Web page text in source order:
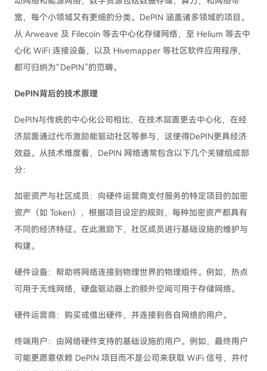
宽，每个小领域又有更细的分类。DePIN 涵盖诸多领域的项目。
从 Arweave 及 Filecoin 等去中心化存储网络，至 Helium 等去中
心化 WiFi 连接设备，以及 Hivemapper 等社区软件应用程序，
都可归纳为“DePIN”的范畴。
DePIN背后的技术原理
DePIN与传统的中心化公司相比，在技术层面更去中心化，在经
济层面通过代币激励能驱动社区等参与，这使得DePIN更具经济
效益。从技术维度看，DePIN 网络通常包含以下几个关键组成部
分：
加密资产与社区成员：向硬件运营商支付服务的特定项目的加密
资产（如 Token），根据项目设定的规则，每种加密资产都具有
不同的经济特征。在此激励下，社区成员进行基础设施的维护与
构建。
硬件设备：帮助将网络连接到物理世界的物理组件。例如，热点
可用于无线网络，硬盘驱动器上的额外空间可用于存储网络。
硬件运营商：购买或借出硬件，并连接到各自网络的用户。
终端用户：由网络硬件支持的基础设施的用户。例如，最终用户
可能更愿意依赖 DePIN 项目而不是公司来获取 WiFi 信号，并付